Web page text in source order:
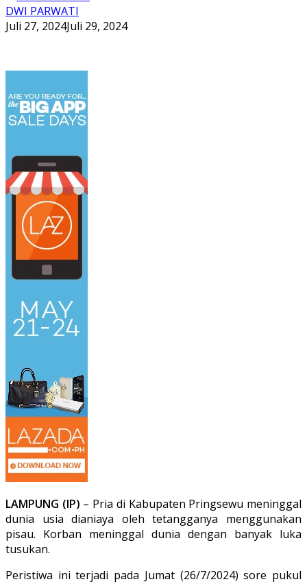
DWI PARWATI
Juli 27, 2024Juli 29, 2024
LAMPUNG (IP) – Pria di Kabupaten Pringsewu meninggal
dunia usia dianiaya oleh tetangganya menggunakan
pisau. Korban meninggal dunia dengan banyak luka
tusukan.
Peristiwa ini terjadi pada Jumat (26/7/2024) sore pukul